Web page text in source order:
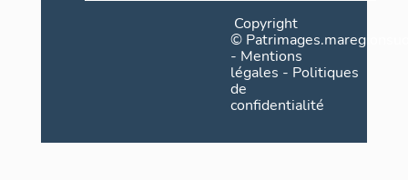
Copyright
©
- Mentions
légales - Politiques
de
confidentialité